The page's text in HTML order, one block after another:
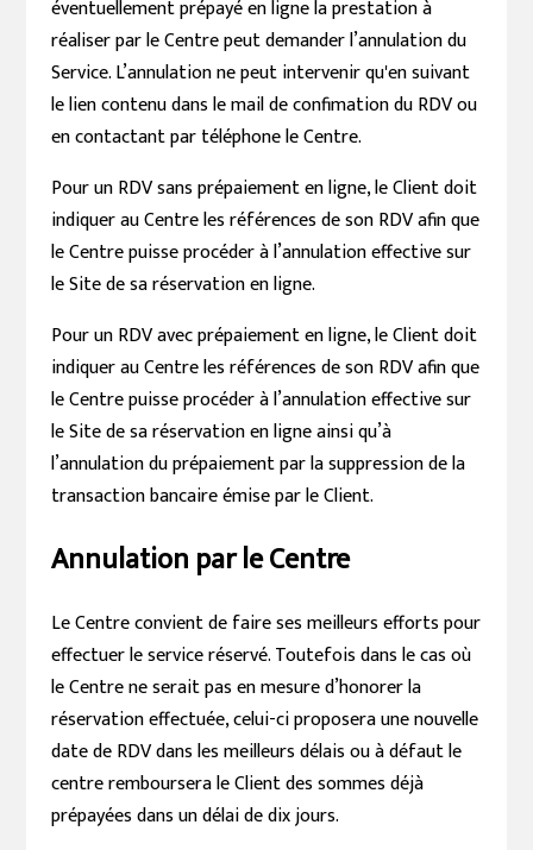
éventuellement prépayé en ligne la prestation à
réaliser par le Centre peut demander l’annulation du
Service. L’annulation ne peut intervenir qu'en suivant
le lien contenu dans le mail de confimation du RDV ou
en contactant par téléphone le Centre.
Pour un RDV sans prépaiement en ligne, le Client doit
indiquer au Centre les références de son RDV afin que
le Centre puisse procéder à l’annulation effective sur
le Site de sa réservation en ligne.
Pour un RDV avec prépaiement en ligne, le Client doit
indiquer au Centre les références de son RDV afin que
le Centre puisse procéder à l’annulation effective sur
le Site de sa réservation en ligne ainsi qu’à
l’annulation du prépaiement par la suppression de la
transaction bancaire émise par le Client.
Annulation par le Centre
Le Centre convient de faire ses meilleurs efforts pour
effectuer le service réservé. Toutefois dans le cas où
le Centre ne serait pas en mesure d’honorer la
réservation effectuée, celui-ci proposera une nouvelle
date de RDV dans les meilleurs délais ou à défaut le
centre remboursera le Client des sommes déjà
prépayées dans un délai de dix jours.